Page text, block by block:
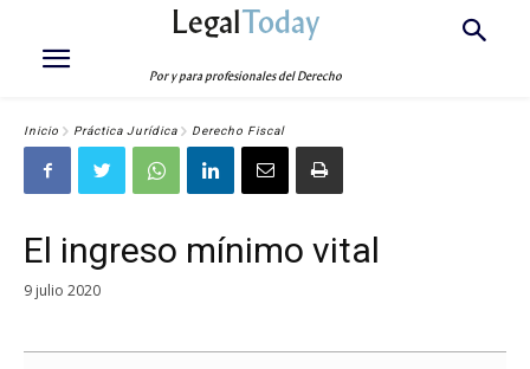
LegalToday
Por y para profesionales del Derecho
Inicio Práctica Jurídica Derecho Fiscal
El ingreso mínimo vital
9 julio 2020